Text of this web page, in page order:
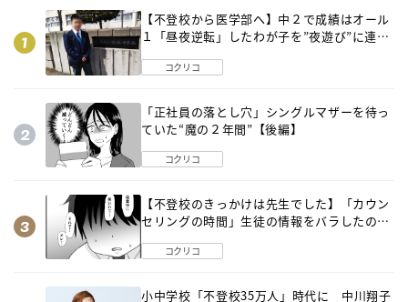
【不登校から医学部へ】中２で成績はオール
１「昼夜逆転」したわが子を”夜遊び”に連れ
コクリコ
「正社員の落とし穴」シングルマザーを待っ
ていた“魔の２年間”【後編】
コクリコ
【不登校のきっかけは先生でした】「カウン
セリングの時間」生徒の情報をバラしたの
コクリコ
小中学校「不登校35万人」時代に 中川翔子